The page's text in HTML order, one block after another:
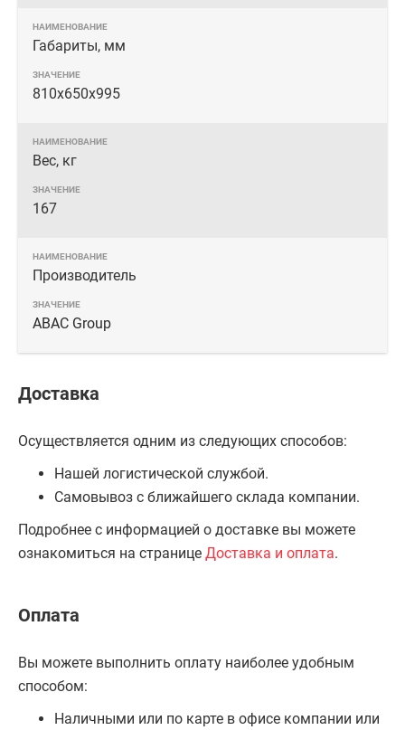
Габариты, мм
810х650х995
Вес, кг
167
Производитель
ABAC Group
Доставка
Осуществляется одним из следующих способов:
Нашей логистической службой.
Самовывоз с ближайшего склада компании.
Подробнее с информацией о доставке вы можете
ознакомиться на странице Доставка и оплата.
Оплата
Вы можете выполнить оплату наиболее удобным
способом:
Наличными или по карте в офисе компании или